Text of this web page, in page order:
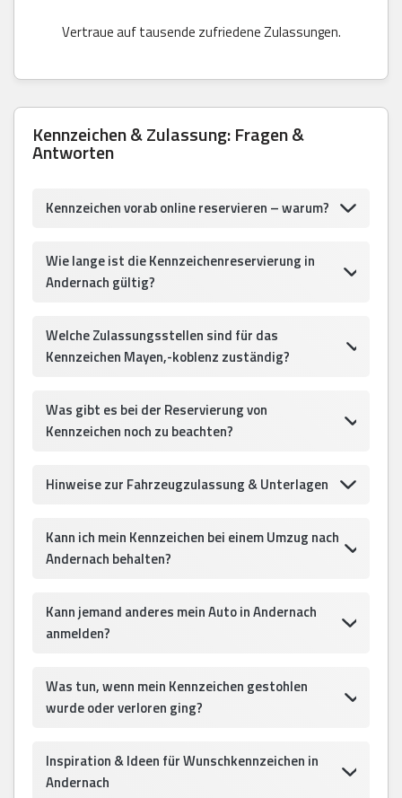
Vertraue auf tausende zufriedene Zulassungen.
Kennzeichen & Zulassung: Fragen &
Antworten
Kennzeichen vorab online reservieren – warum?
Wie lange ist die Kennzeichenreservierung in
Andernach gültig?
Welche Zulassungsstellen sind für das
Kennzeichen Mayen,-koblenz zuständig?
Was gibt es bei der Reservierung von
Kennzeichen noch zu beachten?
Hinweise zur Fahrzeugzulassung & Unterlagen
Kann ich mein Kennzeichen bei einem Umzug nach
Andernach behalten?
Kann jemand anderes mein Auto in Andernach
anmelden?
Was tun, wenn mein Kennzeichen gestohlen
wurde oder verloren ging?
Inspiration & Ideen für Wunschkennzeichen in
Andernach